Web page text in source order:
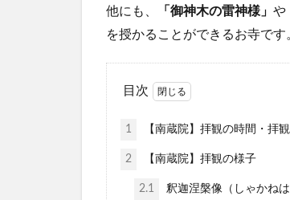
他にも、 「御神木の雷神様」 や
を授かることができるお寺です
目次
1 【南蔵院】拝観の時間・拝
2 【南蔵院】拝観の様子
2.1 釈迦涅槃像（しゃかねは